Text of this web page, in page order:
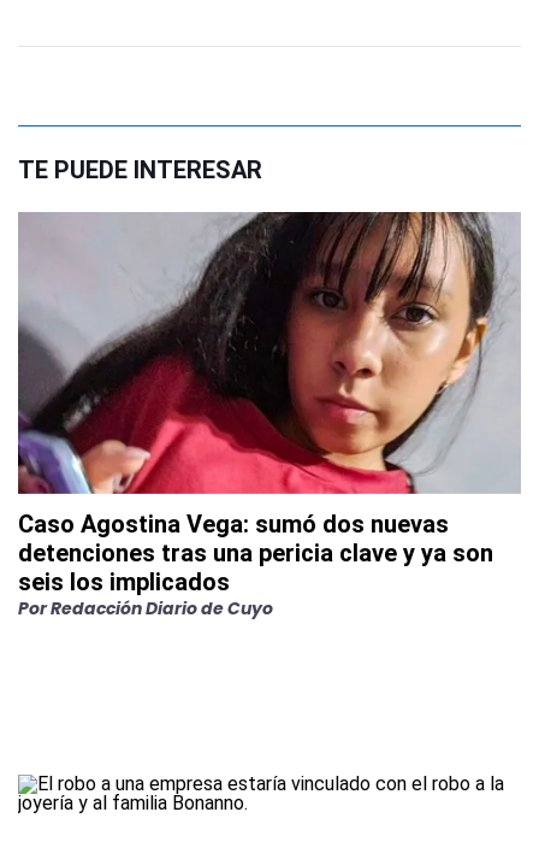
TE PUEDE INTERESAR
Caso Agostina Vega: sumó dos nuevas
detenciones tras una pericia clave y ya son
seis los implicados
PorRedacción Diario de Cuyo